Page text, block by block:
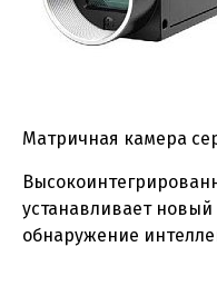
Матричная камера
устанавливает новый
обнаружение